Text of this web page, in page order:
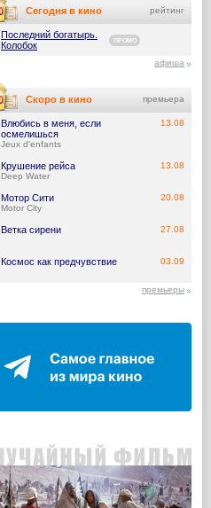
Сегодня в кино рейтинг
Последний богатырь.
Колобок
ПРОМО
афиша
Скоро в кино премьера
Влюбись в меня, если
осмелишься
Jeux d'enfants
13.08
Крушение рейса
Deep Water
13.08
Мотор Сити
Motor City
20.08
Ветка сирени 27.08
Космос как предчувствие 03.09
премьеры